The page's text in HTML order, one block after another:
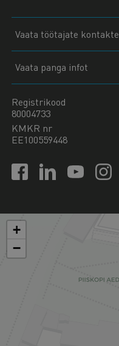
Vaata töötajate kontakte
Vaata panga infot
Registrikood
80004733
KMKR nr
EE100559448
+
−